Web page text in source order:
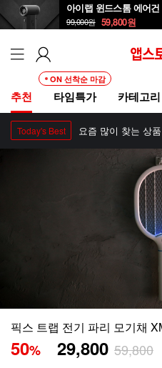
99,000원 59,800원
추천
ON 선착순 마감
타임특가 카테고리
Today's Best 요즘 많이 찾는 상품
픽스 파워소닉 헤어드라이기
47% 159,000 299,000